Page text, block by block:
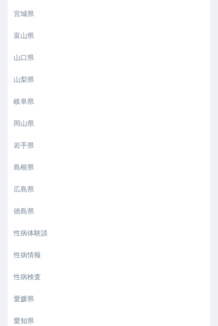
宮城県
富山県
山口県
山梨県
岐阜県
岡山県
岩手県
島根県
広島県
徳島県
性病体験談
性病情報
性病検査
愛媛県
愛知県